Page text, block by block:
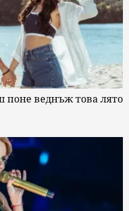
поне веднъж това лято